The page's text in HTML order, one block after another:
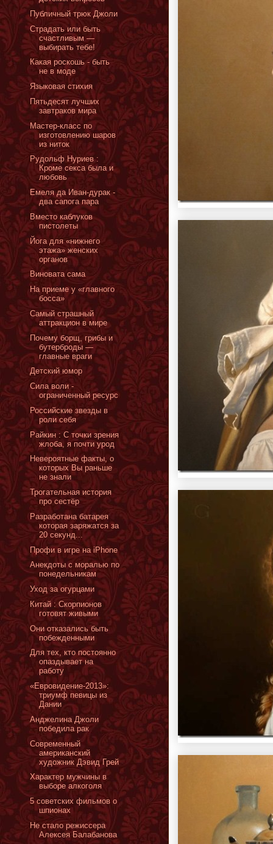
Публичный трюк Джоли
Страдать или быть
счастливым —
выбирать тебе!
Какая роскошь - быть
не в моде
Языковая стихия
Пятьдесят лучших
завтраков мира
Мастер-класс по
изготовлению шаров
из ниток
Рудольф Нуриев :
Кроме секса была и
любовь
Емеля да Иван-дурак -
два сапога пара
Вместо каблуков
пистолеты
Йога для «нижнего
этажа» женских
органов
Виновата сама
На приеме у «главного
босса»
Самый страшный
аттракцион в мире
Почему борщ, грибы и
бутерброды —
главные враги
Детский юмор
Сила воли -
ограниченный ресурс
Российские звезды в
роли себя
Райкин : С точки зрения
жлоба, я почти урод
Невероятные факты, о
которых Вы раньше
не знали
Трогательная история
про сестёр
Разработана батарея
которая заряжатся за
20 секунд...
Профи в игре на iPhone
Анекдоты с моралью по
понедельникам
Уход за огурцами
Китай : Скорпионов
готовят живыми
Они отказались быть
побежденными
Для тех, кто постоянно
опаздывает на
работу
«Евровидение-2013»:
триумф певицы из
Дании
Анджелина Джоли
победила рак
Cовременный
американский
художник Дэвид Грей
Характер мужчины в
выборе алкоголя
5 советских фильмов о
шпионах
Не стало режиссера
Алексея Балабанова